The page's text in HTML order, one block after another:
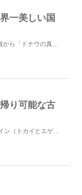
一美しい国
ハンガリーの首都・ブダペストは、その美しい景観から「ドナウの真珠」と謳われ、都市の大部分が世界遺産に...
り可能な古
ブダペストからバスで2時間、ハンガリーの2大ワイン（トカイとエゲル）産地の一つ、エゲルへ行ってみまし...